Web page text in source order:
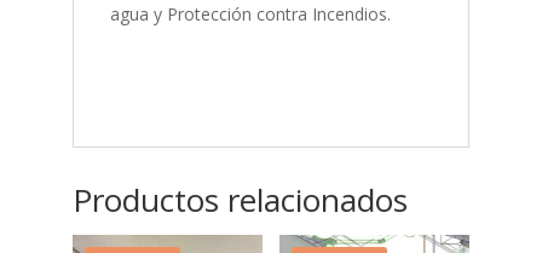
agua y Protección contra Incendios.
Productos relacionados